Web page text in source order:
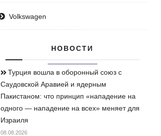
Volkswagen
НОВОСТИ
Турция вошла в оборонный союз с
Саудовской Аравией и ядерным
Пакистаном: что принцип «нападение на
одного — нападение на всех» меняет для
Израиля
08.08.2026